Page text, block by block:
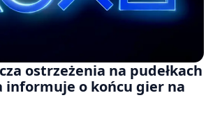
ostrzeżenia na pudełkach
informuje o końcu gier na